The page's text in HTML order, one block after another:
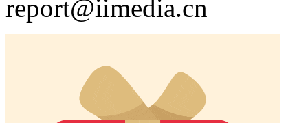
report@iimedia.cn